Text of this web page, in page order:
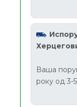
Ваша
року од 3-